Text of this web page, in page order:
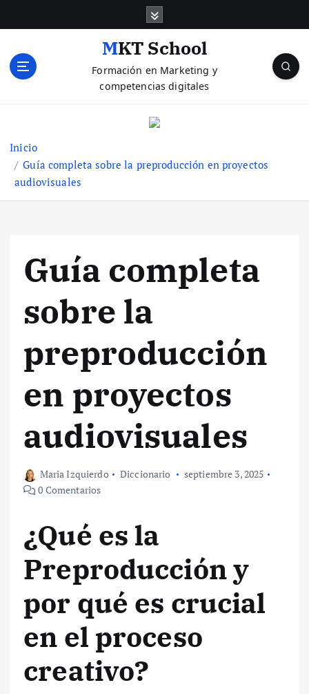
e
MKT School
Formación en Marketing y
competencias digitales
Inicio
Guía completa sobre la preproducción en proyectos
audiovisuales
Guía completa
sobre la
preproducción
en proyectos
audiovisuales
Maria Izquierdo Diccionario
septiembre 3, 2025
0 Comentarios
¿Qué es la
Preproducción y
por qué es crucial
en el proceso
creativo?